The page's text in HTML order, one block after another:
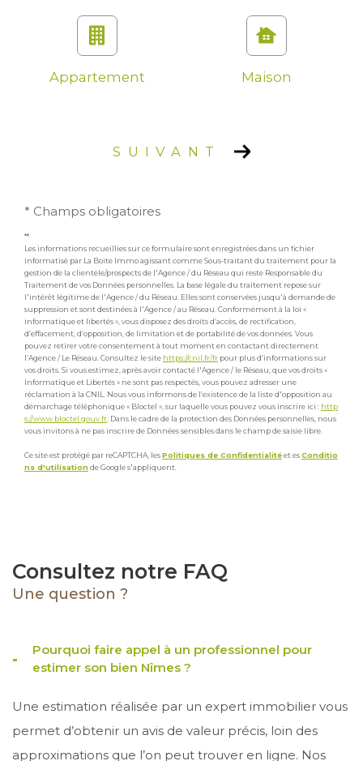
Appartement Maison
SUIVANT
* Champs obligatoires
**
Les informations recueillies sur ce formulaire sont enregistrées dans un fichier
informatisé par La Boite Immo agissant comme Sous-traitant du traitement pour la
gestion de la clientèle/prospects de l'Agence / du Réseau qui reste Responsable du
Traitement de vos Données personnelles. La base légale du traitement repose sur
l'intérêt légitime de l'Agence / du Réseau. Elles sont conservées jusqu'à demande de
suppression et sont destinées à l'Agence / au Réseau. Conformément à la loi «
informatique et libertés », vous disposez des droits d’accès, de rectification,
d’effacement, d’opposition, de limitation et de portabilité de vos données. Vous
pouvez retirer votre consentement à tout moment en contactant directement
l’Agence / Le Réseau. Consultez le site https://cnil.fr/fr pour plus d’informations sur
vos droits. Si vous estimez, après avoir contacté l'Agence / le Réseau, que vos droits «
Informatique et Libertés » ne sont pas respectés, vous pouvez adresser une
réclamation à la CNIL. Nous vous informons de l’existence de la liste d'opposition au
démarchage téléphonique « Bloctel », sur laquelle vous pouvez vous inscrire ici : http
s://www.bloctel.gouv.fr . Dans le cadre de la protection des Données personnelles, nous
vous invitons à ne pas inscrire de Données sensibles dans le champ de saisie libre.
Ce site est protégé par reCAPTCHA, lesPolitiques de Confidentialitéet esConditio
ns d'utilisationde Google s'appliquent.
vendre mon bien louer mon bien
mon bien
Consultez notre FAQ
Une question ?
Pourquoi faire appel à un professionnel pour
estimer son bien Nîmes ?
Une estimation réalisée par un expert immobilier vous
permet d’obtenir un avis de valeur précis, loin des
approximations que l’on peut trouver en ligne. Nos